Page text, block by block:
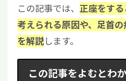
この記事では、 正座をす
考えられる原因や、足首
を解説します。
この記事をよむとわ